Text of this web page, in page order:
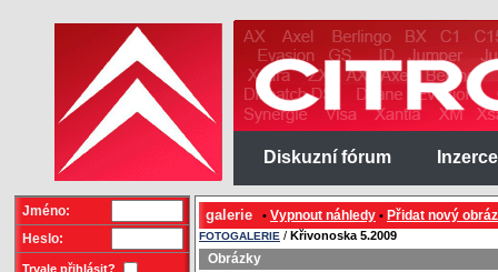
Diskuzní fórum Inzerce
Jméno:
Heslo:
Trvale přihlásit?
galerie • Vypnout náhledy • Přidat nový
FOTOGALERIE / Křivonoska 5.2009
Obrázky